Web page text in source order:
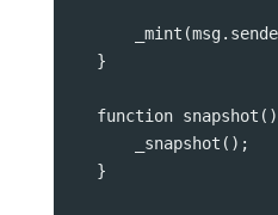
    }
function
        _snapshot();
    }